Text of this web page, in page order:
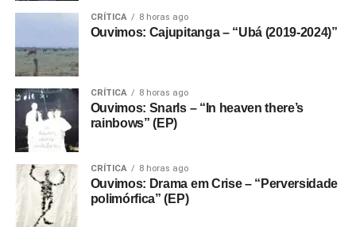
CRÍTICA 8 horas ago
Ouvimos: Cajupitanga – “Ubá (2019-2024)”
CRÍTICA 8 horas ago
Ouvimos: Snarls – “In heaven there’s
rainbows” (EP)
CRÍTICA 8 horas ago
Ouvimos: Drama em Crise – “Perversidade
polimórfica” (EP)